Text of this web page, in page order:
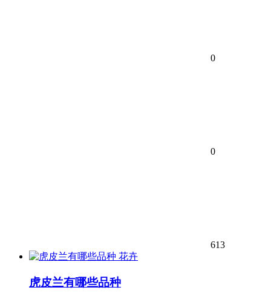
0
0
613
花卉
虎皮兰有哪些品种